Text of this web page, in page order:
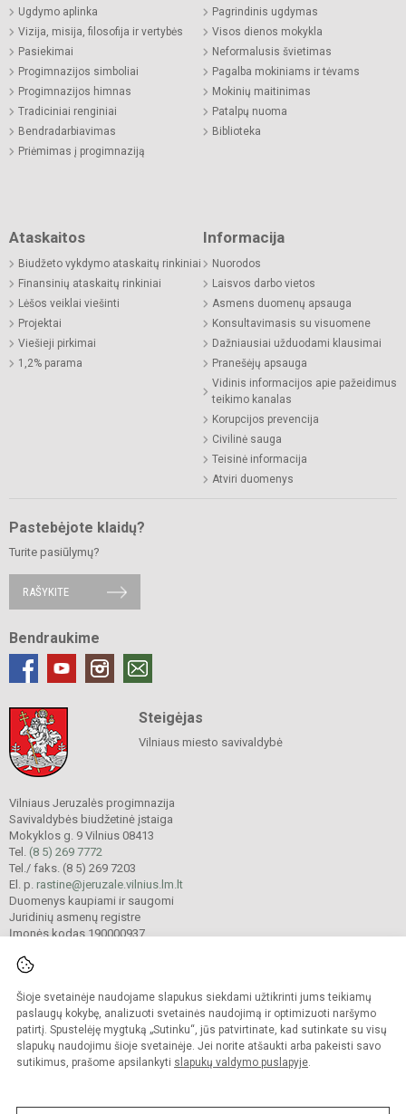
Šioje svetainėje naudojame slapukus siekdami užtikrinti jums teikiamų
paslaugų kokybę, analizuoti svetainės naudojimą ir optimizuoti naršymo
patirtį. Spustelėję mygtuką „Sutinku“, jūs patvirtinate, kad sutinkate su visų
slapukų naudojimu šioje svetainėje. Jei norite atšaukti arba pakeisti savo
sutikimus, prašome apsilankyti slapukų valdymo puslapyje.
Ugdymo aplinka
Vizija, misija, filosofija ir vertybės
Pasiekimai
Progimnazijos simboliai
Progimnazijos himnas
Tradiciniai renginiai
Bendradarbiavimas
Priėmimas į progimnaziją
Pagrindinis ugdymas
Visos dienos mokykla
Neformalusis švietimas
Pagalba mokiniams ir tėvams
Mokinių maitinimas
Patalpų nuoma
Biblioteka
Ataskaitos
Biudžeto vykdymo ataskaitų rinkiniai
Finansinių ataskaitų rinkiniai
Lėšos veiklai viešinti
Projektai
Viešieji pirkimai
1,2% parama
Informacija
Nuorodos
Laisvos darbo vietos
Asmens duomenų apsauga
Konsultavimasis su visuomene
Dažniausiai užduodami klausimai
Pranešėjų apsauga
Vidinis informacijos apie pažeidimus
teikimo kanalas
Korupcijos prevencija
Civilinė sauga
Teisinė informacija
Atviri duomenys
Pastebėjote klaidų?
Turite pasiūlymų?
RAŠYKITE
Bendraukime
Steigėjas
Vilniaus miesto savivaldybė
Vilniaus Jeruzalės progimnazija
Savivaldybės biudžetinė įstaiga
Mokyklos g. 9 Vilnius 08413
Tel. (8 5) 269 7772
Tel./ faks. (8 5) 269 7203
El. p. rastine@jeruzale.vilnius.lm.lt
Duomenys kaupiami ir saugomi
Juridinių asmenų registre
Įmonės kodas 190000937
© 2024. Vilniaus Jeruzalės progimnazija. Visos teisės saugomos.
Kopijuoti turinį be raštiško gimnazijos sutikimo griežtai draudžiama.
Prieinamumo paraiška Slapukų valdymas
Sumanus būdas atnaujinti